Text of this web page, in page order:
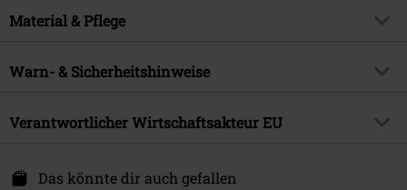
Lizenz
Erscheinungsdatum
27.03.2026
Produkt-Typ
Material & Pflege
Obermaterial
Warn- & Sicherheitshinweise
Erstickungsgefahr wegen verschluckbarer Kleinteile!
Verantwortlicher Wirtschaftsakteur EU
Zuidplein 36
Das könnte dir auch gefallen